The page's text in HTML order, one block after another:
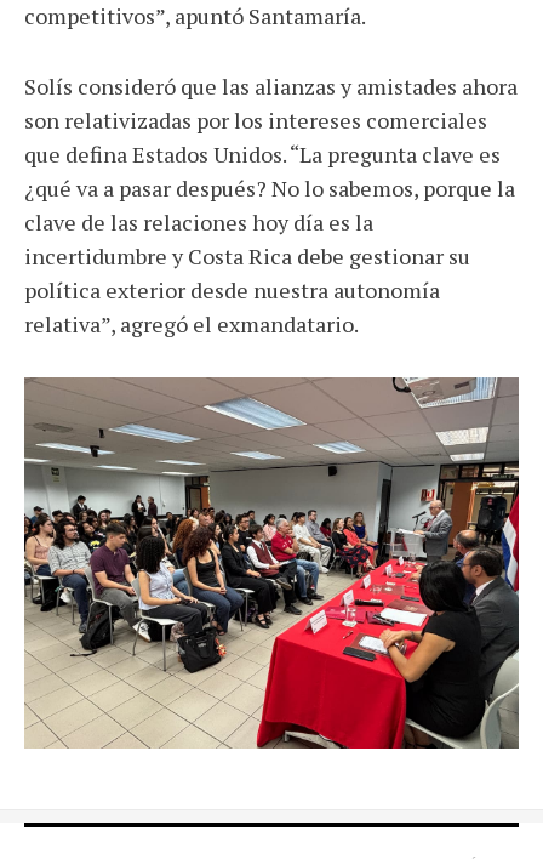
competitivos”, apuntó Santamaría.
Solís consideró que las alianzas y amistades ahora
son relativizadas por los intereses comerciales
que defina Estados Unidos. “La pregunta clave es
¿qué va a pasar después? No lo sabemos, porque la
clave de las relaciones hoy día es la
incertidumbre y Costa Rica debe gestionar su
política exterior desde nuestra autonomía
relativa”, agregó el exmandatario.